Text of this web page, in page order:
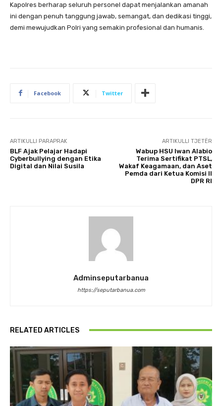
Kapolres berharap seluruh personel dapat menjalankan amanah
ini dengan penuh tanggung jawab, semangat, dan dedikasi tinggi,
demi mewujudkan Polri yang semakin profesional dan humanis.
Facebook Twitter
ARTIKULLI PARAPRAK
BLF Ajak Pelajar Hadapi
Cyberbullying dengan Etika
Digital dan Nilai Susila
ARTIKULLI TJETËR
Wabup HSU Iwan Alabio
Terima Sertifikat PTSL,
Wakaf Keagamaan, dan Aset
Pemda dari Ketua Komisi II
DPR RI
Adminseputarbanua
https://seputarbanua.com
RELATED ARTICLES